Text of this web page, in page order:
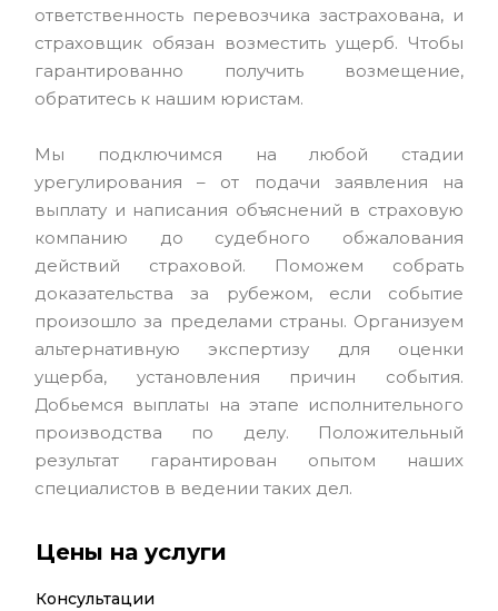
ответственность перевозчика застрахована, и
страховщик обязан возместить ущерб. Чтобы
гарантированно получить возмещение,
обратитесь к нашим юристам.
Мы подключимся на любой стадии
урегулирования – от подачи заявления на
выплату и написания объяснений в страховую
компанию до судебного обжалования
действий страховой. Поможем собрать
доказательства за рубежом, если событие
произошло за пределами страны. Организуем
альтернативную экспертизу для оценки
ущерба, установления причин события.
Добьемся выплаты на этапе исполнительного
производства по делу. Положительный
результат гарантирован опытом наших
специалистов в ведении таких дел.
Цены на услуги
Консультации